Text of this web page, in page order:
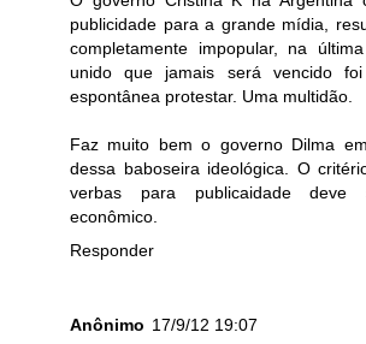
publicidade para a grande mídia,
completamente impopular, na
unido que jamais será vencido
espontânea protestar. Uma multidão.
Faz muito bem o governo Dilma
dessa baboseira ideológica. O
verbas para publicaidade deve
econômico.
Responder
Anônimo 17/9/12 19:07